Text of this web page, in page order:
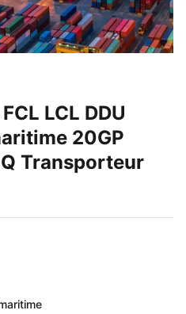
LCL DDU
20GP
Transporteur